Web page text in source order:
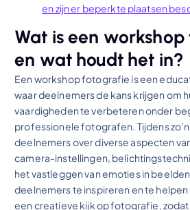
en zijn er beperkte plaatsen
Wat is een
en wat houdt het in?
Een workshop fotografie is een
waar deelnemers de kans krijgen om
vaardigheden te verbeteren onder
professionele fotografen. Tijdens
deelnemers over diverse aspecten
camera-instellingen,
het vastleggen van emoties in
deelnemers te inspireren en te
een creatieve kijk op fotografie, zodat